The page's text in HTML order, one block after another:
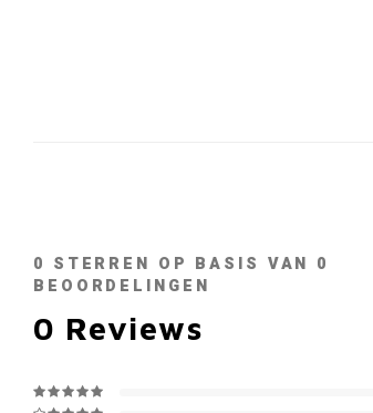
0 STERREN OP BASIS VAN 0
BEOORDELINGEN
0 Reviews